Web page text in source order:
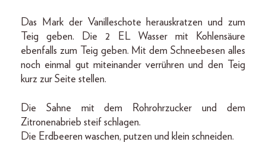
Das Mark der Vanilleschote herauskratzen und zum
Teig geben. Die 2 EL Wasser mit Kohlensäure
ebenfalls zum Teig geben. Mit dem Schneebesen alles
noch einmal gut miteinander verrühren und den Teig
kurz zur Seite stellen.
Die Sahne mit dem Rohrohrzucker und dem
Zitronenabrieb steif schlagen.
Die Erdbeeren waschen, putzen und klein schneiden.